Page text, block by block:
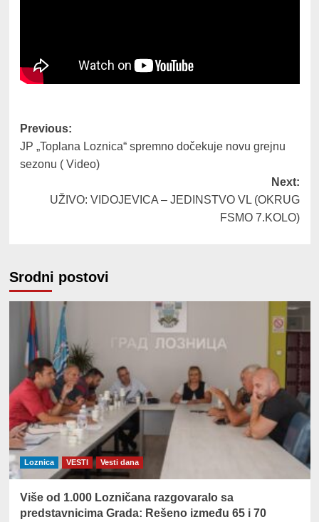
Post
navigation
Previous:
JP „Toplana Loznica“ spremno dočekuje novu grejnu
sezonu ( Video)
Next:
UŽIVO: VIDOJEVICA – JEDINSTVO VL (OKRUG
FSMO 7.KOLO)
Srodni postovi
Loznica VESTI Vesti dana
Više od 1.000 Lozničana razgovaralo sa
predstavnicima Grada: Rešeno između 65 i 70